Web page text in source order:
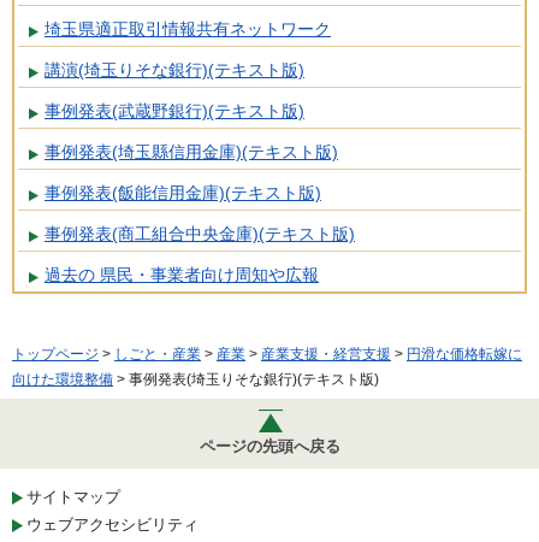
埼玉県適正取引情報共有ネットワーク
講演(埼玉りそな銀行)(テキスト版)
事例発表(武蔵野銀行)(テキスト版)
事例発表(埼玉縣信用金庫)(テキスト版)
事例発表(飯能信用金庫)(テキスト版)
事例発表(商工組合中央金庫)(テキスト版)
過去の 県民・事業者向け周知や広報
トップページ > しごと・産業 > 産業 > 産業支援・経営支援 > 円滑な価格転嫁に
向けた環境整備 > 事例発表(埼玉りそな銀行)(テキスト版)
ページの先頭へ戻る
サイトマップ
ウェブアクセシビリティ